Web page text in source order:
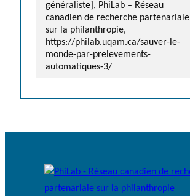
généraliste], PhiLab – Réseau
canadien de recherche partenariale
sur la philanthropie,
https://philab.uqam.ca/sauver-le-
monde-par-prelevements-
automatiques-3/